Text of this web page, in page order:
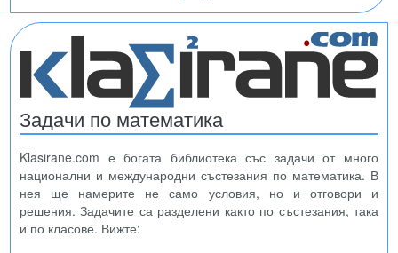
Задачи по математика
Klasirane.com е богата библиотека със задачи от много
национални и международни състезания по математика. В
нея ще намерите не само условия, но и отговори и
решения. Задачите са разделени както по състезания, така
и по класове. Вижте: